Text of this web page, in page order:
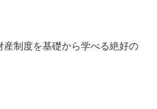
制度を基礎から学べる絶好の